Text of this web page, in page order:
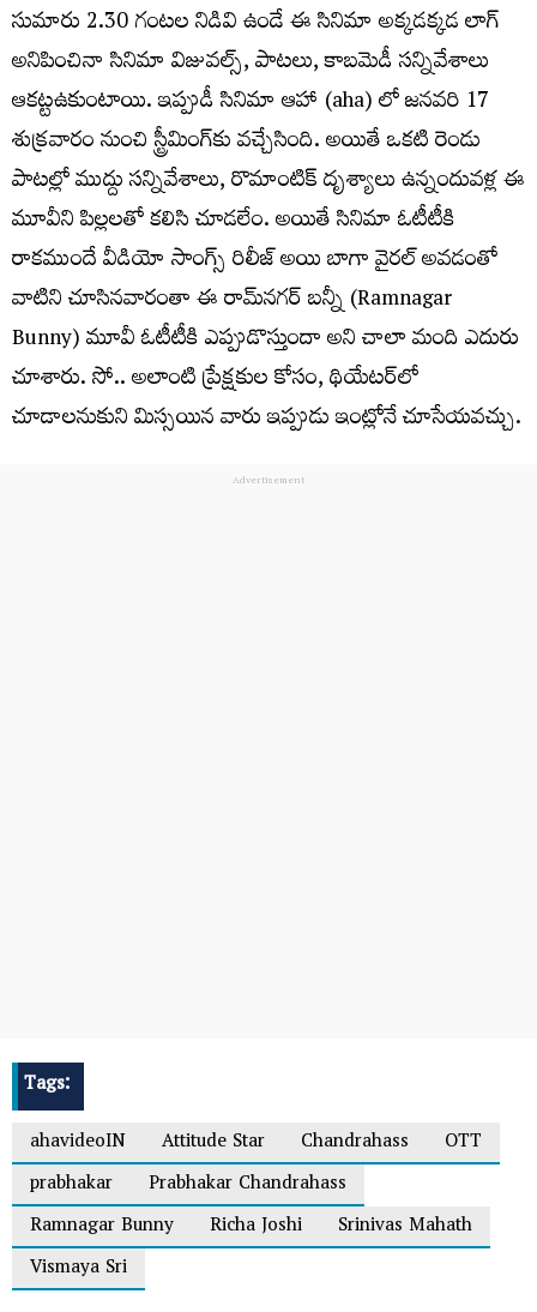
సుమారు 2.30 గంట‌ల నిడివి ఉండే ఈ సినిమా అక్క‌డ‌క్క‌డ లాగ్
అనిపించినా సినిమా విజువ‌ల్స్‌, పాట‌లు, కాబమెడీ స‌న్నివేశాలు
ఆక‌ట్టఉకుంటాయి. ఇప్పుడీ సినిమా ఆహా (aha) లో జ‌న‌వ‌రి 17
శుక్ర‌వారం నుంచి స్ట్రీమింగ్‌కు వ‌చ్చేసింది. అయితే ఒక‌టి రెండు
పాట‌ల్లో ముద్దు స‌న్నివేశాలు, రొమాంటిక్ దృశ్యాలు ఉన్నందువ‌ళ్ల ఈ
మూవీని పిల్ల‌ల‌తో క‌లిసి చూడ‌లేం. అయితే సినిమా ఓటీటీకి
రాక‌ముందే వీడియో సాంగ్స్ రిలీజ్ అయి బాగా వైర‌ల్ అవ‌డంతో
వాటిని చూసిన‌వారంతా ఈ రామ్‌న‌గ‌ర్ బ‌న్నీ (Ramnagar
Bunny) మూవీ ఓటీటీకి ఎప్పుడొస్తుందా అని చాలా మంది ఎదురు
చూశారు. సో.. అలాంటి ప్రేక్ష‌కుల కోసం, థియేట‌ర్‌లో
చూడాల‌నుకుని మిస్స‌యిన వారు ఇప్పుడు ఇంట్లోనే చూసేయ‌వ‌చ్చు.
Tags:
ahavideoIN
Attitude Star Chandrahass
OTT
prabhakar
Prabhakar Chandrahass
Ramnagar Bunny
Richa Joshi
Srinivas Mahath
Vismaya Sri